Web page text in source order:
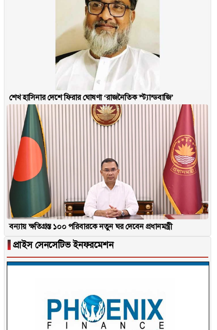
শেখ হাসিনার দেশে ফিরার ঘোষণা ‘রাজনৈতিক স্ট্যান্ডবাজি’
বন্যায় ক্ষতিগ্রস্ত ১০০ পরিবারকে নতুন ঘর দেবেন প্রধানমন্ত্রী
▐ প্রাইস সেনসেটিভ ইনফরমেশন